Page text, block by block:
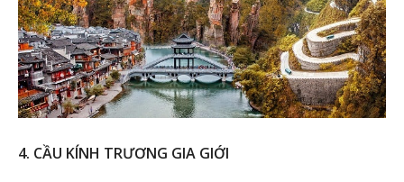
4. CẦU KÍNH TRƯƠNG GIA GIỚI